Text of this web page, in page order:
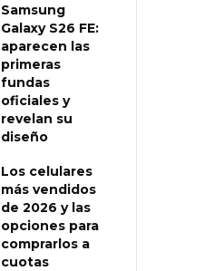
Samsung
Galaxy S26 FE:
aparecen las
primeras
fundas
oficiales y
revelan su
diseño
Los celulares
más vendidos
de 2026 y las
opciones para
comprarlos a
cuotas